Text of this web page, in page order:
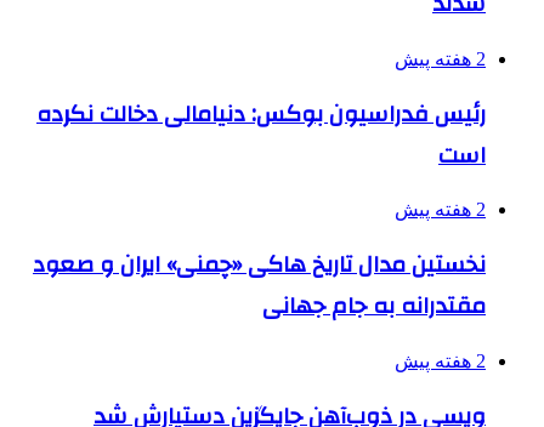
2 هفته پیش
رئیس فدراسیون بوکس: دنیامالی دخالت نکرده
است
2 هفته پیش
نخستین مدال تاریخ هاکی «چمنی» ایران و صعود
مقتدرانه به جام جهانی
2 هفته پیش
ویسی در ذوب‌آهن جایگزین دستیارش شد